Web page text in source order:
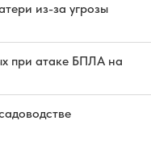
из-за угрозы
при атаке БПЛА на